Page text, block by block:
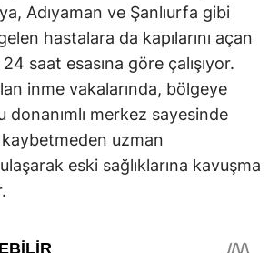
Adıyaman ve Şanlıurfa gibi
hastalara da kapılarını açan
saat esasına göre çalışıyor.
inme vakalarında, bölgeye
donanımlı merkez sayesinde
uzman
eski sağlıklarına kavuşma